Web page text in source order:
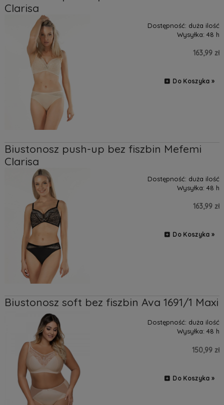
Clarisa
Dostępność: duża ilość
Wysyłka: 48 h
163,99 zł
Do Koszyka »
Biustonosz push-up bez fiszbin Mefemi
Clarisa
Dostępność: duża ilość
Wysyłka: 48 h
163,99 zł
Do Koszyka »
Biustonosz soft bez fiszbin Ava 1691/1 Maxi
Dostępność: duża ilość
Wysyłka: 48 h
150,99 zł
Do Koszyka »